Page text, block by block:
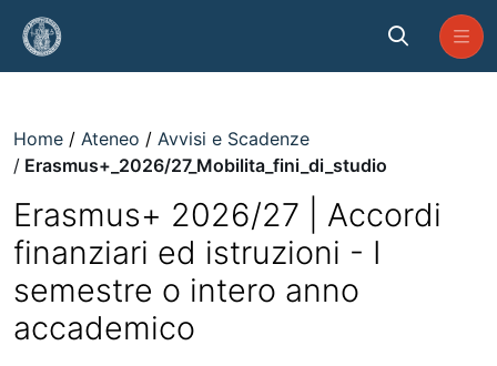
Skip to Main Content
Home Ateneo
Avvisi e Scadenze
Erasmus+_2026/27_Mobilita_fini_di_studio
Erasmus+ 2026/27 | Accordi
finanziari ed istruzioni - I
semestre o intero anno
accademico